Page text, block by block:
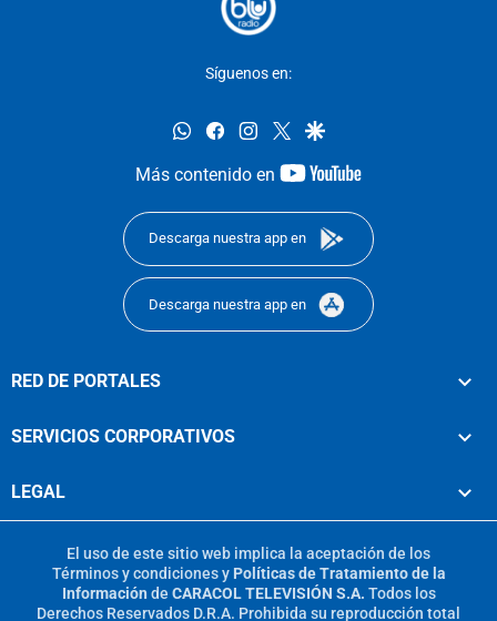
Síguenos en:
whatsappfacebookinstagram
twittergoogle
Más contenido en
youtube-
Descarga nuestra app en
Descarga nuestra app en
RED DE PORTALES
SERVICIOS CORPORATIVOS
LEGAL
El uso de este sitio web implica la aceptación de los
Términos y condicionesy Políticas de Tratamiento de la
Información de CARACOL TELEVISIÓN S.A. Todos los
Derechos Reservados D.R.A. Prohibida su reproducción total